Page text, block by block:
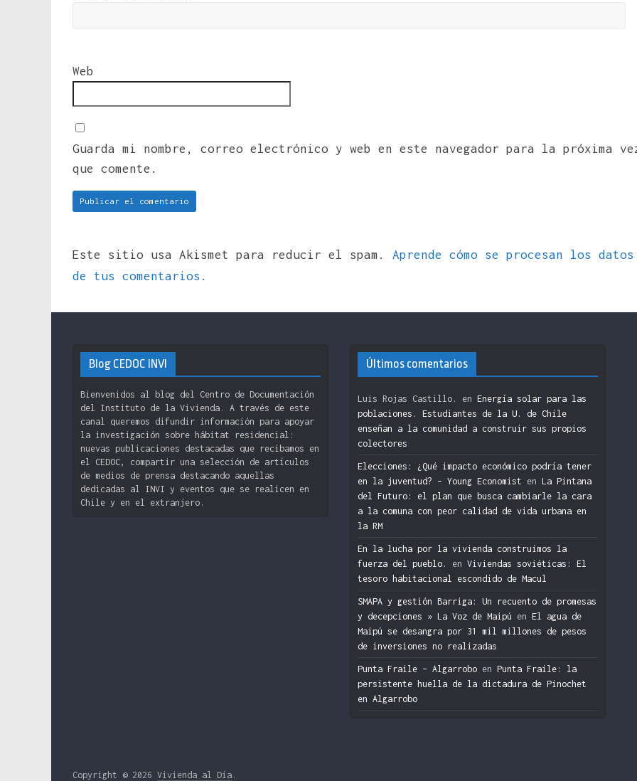
Web
Guarda mi nombre, correo electrónico y web en este navegador para la próxima
que comente.
Este sitio usa Akismet para reducir el spam. Aprende cómo se procesan los datos
de tus comentarios.
Blog CEDOC INVI
Bienvenidos al blog del Centro de Documentación
del Instituto de la Vivienda. A través de este
canal queremos difundir información para apoyar
la investigación sobre hábitat residencial:
nuevas publicaciones destacadas que recibamos en
el CEDOC, compartir una selección de artículos
de medios de prensa destacando aquellas
dedicadas al INVI y eventos que se realicen en
Chile y en el extranjero.
Últimos comentarios
Luis Rojas Castillo. en Energía solar para las
poblaciones. Estudiantes de la U. de Chile
enseñan a la comunidad a construir sus propios
colectores
Elecciones: ¿Qué impacto económico podría tener
en la juventud? – Young Economist en La Pintana
del Futuro: el plan que busca cambiarle la cara
a la comuna con peor calidad de vida urbana en
la RM
En la lucha por la vivienda construimos la
fuerza del pueblo.
en Viviendas soviéticas: El
tesoro habitacional escondido de Macul
SMAPA y gestión Barriga: Un recuento de promesas
y decepciones » La Voz de Maipú en El agua de
Maipú se desangra por 31 mil millones de pesos
de inversiones no realizadas
Punta Fraile – Algarrobo en Punta Fraile: la
persistente huella de la dictadura de Pinochet
en Algarrobo
Copyright © 2026 Vivienda al Día .